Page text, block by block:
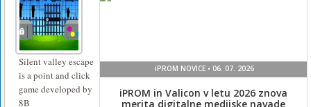
Silent valley escape
is a point and click
game developed by
8B